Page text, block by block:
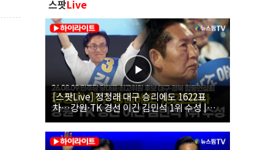
스팟Live
[스팟Live] 정청래 대구 승리에도 1622표
차…강원·TK 경선 이긴 김민석 1위 수성 |
26.08.09 더불어민주당 당대표·최고위원 후
보 대구·경북 합동연설회